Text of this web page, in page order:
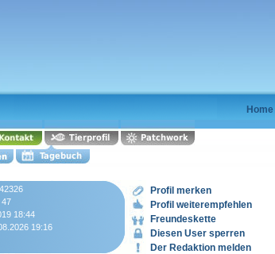
Home
47
18:44
19:16
Profil merken
Profil weiterempfehlen
Freundeskette
Diesen User sperren
Der Redaktion melden